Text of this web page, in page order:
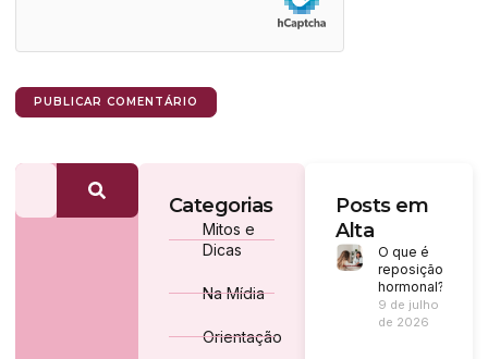
Categorias
Mitos e
Dicas
Na Mídia
Orientação
Posts em
Alta
O que é
reposição
hormonal?
9 de julho
de 2026